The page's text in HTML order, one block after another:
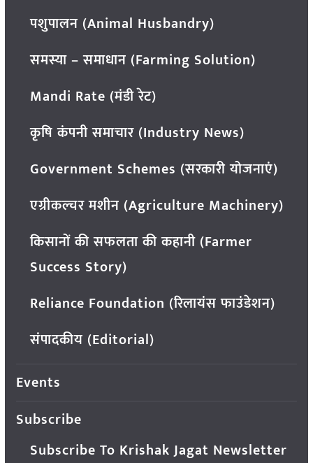
पशुपालन (Animal Husbandry)
समस्या – समाधान (Farming Solution)
Mandi Rate (मंडी रेट)
कृषि कंपनी समाचार (Industry News)
Government Schemes (सरकारी योजनाएं)
एग्रीकल्चर मशीन (Agriculture Machinery)
किसानों की सफलता की कहानी (Farmer
Success Story)
Reliance Foundation (रिलायंस फाउंडेशन)
संपादकीय (Editorial)
Events
Subscribe
Subscribe To Krishak Jagat Newsletter